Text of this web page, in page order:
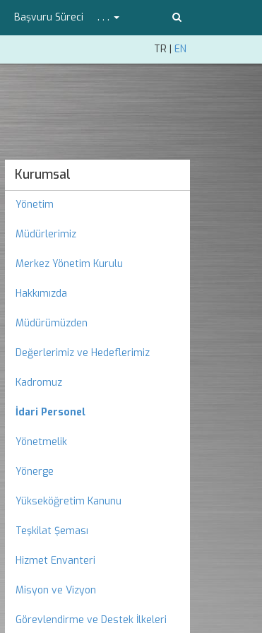
Başvuru Süreci . . .
TR | EN
Kurumsal
Yönetim
Müdürlerimiz
Merkez Yönetim Kurulu
Hakkımızda
Müdürümüzden
Değerlerimiz ve Hedeflerimiz
Kadromuz
İdari Personel
Yönetmelik
Yönerge
Yükseköğretim Kanunu
Teşkilat Şeması
Hizmet Envanteri
Misyon ve Vizyon
Görevlendirme ve Destek İlkeleri